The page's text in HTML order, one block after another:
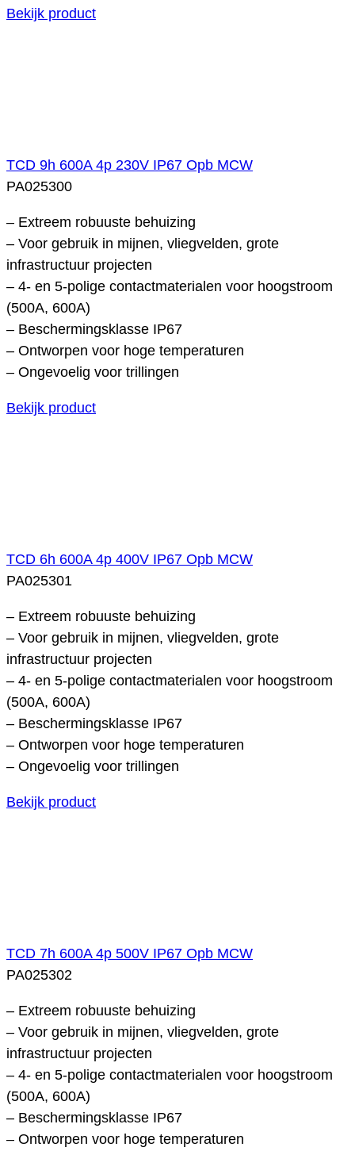
Bekijk product
TCD 9h 600A 4p 230V IP67 Opb MCW
PA025300
– Extreem robuuste behuizing
– Voor gebruik in mijnen, vliegvelden, grote
infrastructuur projecten
– 4- en 5-polige contactmaterialen voor hoogstroom
(500A, 600A)
– Beschermingsklasse IP67
– Ontworpen voor hoge temperaturen
– Ongevoelig voor trillingen
Bekijk product
TCD 6h 600A 4p 400V IP67 Opb MCW
PA025301
– Extreem robuuste behuizing
– Voor gebruik in mijnen, vliegvelden, grote
infrastructuur projecten
– 4- en 5-polige contactmaterialen voor hoogstroom
(500A, 600A)
– Beschermingsklasse IP67
– Ontworpen voor hoge temperaturen
– Ongevoelig voor trillingen
Bekijk product
TCD 7h 600A 4p 500V IP67 Opb MCW
PA025302
– Extreem robuuste behuizing
– Voor gebruik in mijnen, vliegvelden, grote
infrastructuur projecten
– 4- en 5-polige contactmaterialen voor hoogstroom
(500A, 600A)
– Beschermingsklasse IP67
– Ontworpen voor hoge temperaturen